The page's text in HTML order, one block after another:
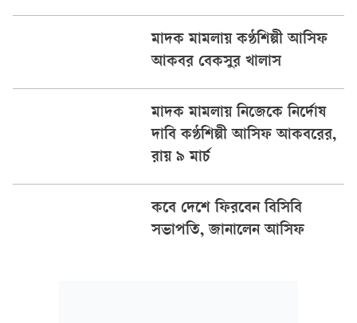
মাদক মামলায় কণ্ঠশিল্পী আসিফ
আকবর বেকসুর খালাস
মাদক মামলায় নিজেকে নির্দোষ
দাবি কণ্ঠশিল্পী আসিফ আকবরের,
রায় ৯ মার্চ
কবে দেশে ফিরবেন বিসিবি
সভাপতি, জানালেন আসিফ